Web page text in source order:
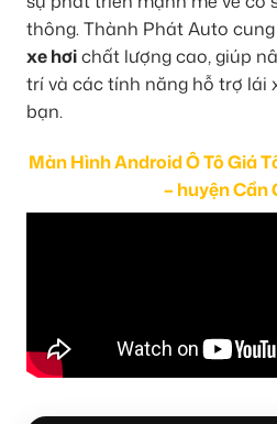
thông. Thành Phát Auto
xe hơichất lượng cao, giúp
trí và các tính năng hỗ trợ lái
bạn.
Màn Hình Android Ô Tô Giá
– huyện Cần